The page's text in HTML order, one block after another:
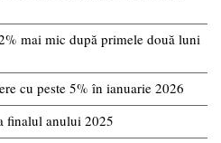
mai mic după primele două luni
cu peste 5% în ianuarie 2026
finalul anului 2025